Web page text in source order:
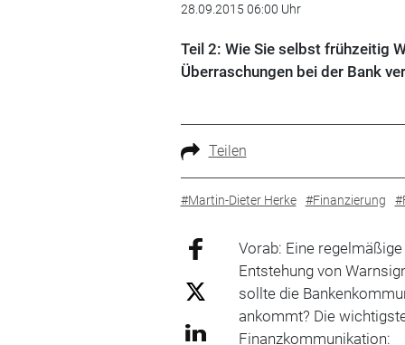
28.09.2015 06:00 Uhr
Teil 2: Wie Sie selbst frühzeitig
Überraschungen bei der Bank
Teilen
#Martin-Dieter Herke #Finanzierung
Vorab: Eine
Entstehung von
sollte die
ankommt? Die
Finanzkommunikation: